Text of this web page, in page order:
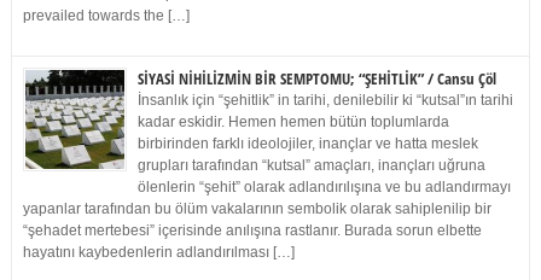
prevailed towards the […]
SİYASİ NİHİLİZMİN BİR SEMPTOMU; “ŞEHİTLİK” / Cansu Çöl
İnsanlık için “şehitlik” in tarihi, denilebilir ki “kutsal”ın tarihi
kadar eskidir. Hemen hemen bütün toplumlarda
birbirinden farklı ideolojiler, inançlar ve hatta meslek
grupları tarafından “kutsal” amaçları, inançları uğruna
ölenlerin “şehit” olarak adlandırılışına ve bu adlandırmayı
yapanlar tarafından bu ölüm vakalarının sembolik olarak sahiplenilip bir
“şehadet mertebesi” içerisinde anılışına rastlanır. Burada sorun elbette
hayatını kaybedenlerin adlandırılması […]